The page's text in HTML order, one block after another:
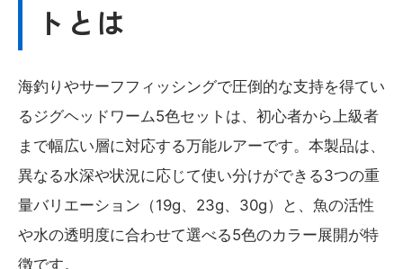
トとは
海釣りやサーフフィッシングで圧倒的な支持を得てい
るジグヘッドワーム5色セットは、初心者から上級者
まで幅広い層に対応する万能ルアーです。本製品は、
異なる水深や状況に応じて使い分けができる3つの重
量バリエーション（19g、23g、30g）と、魚の活性
や水の透明度に合わせて選べる5色のカラー展開が特
徴です。